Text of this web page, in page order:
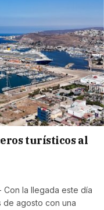
turísticos al
Con la llegada este día
de agosto con una